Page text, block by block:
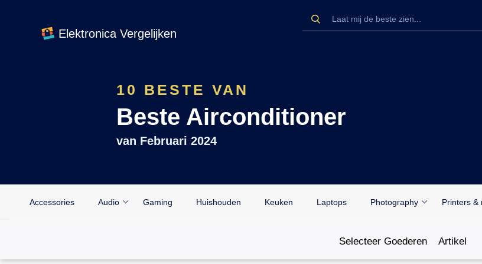
Elektronica Vergelijken
10 BESTE VAN
Beste Airconditioner
van Februari 2024
Accessories Audio Gaming Huishouden Keuken Laptops Photography Printers &
Selecteer Goederen Artikel